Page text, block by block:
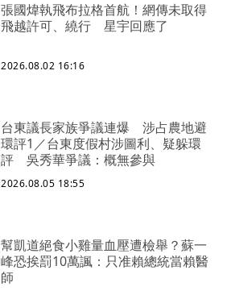
張國煒執飛布拉格首航！網傳未取得
飛越許可、繞行 星宇回應了
2026.08.02 16:16
台東議長家族爭議連爆 涉占農地避
環評1／台東度假村涉圖利、疑躲環
評 吳秀華爭議：概無參與
2026.08.05 18:55
幫凱道絕食小雞量血壓遭檢舉？蘇一
峰恐挨罰10萬諷：只准賴總統當賴醫
師